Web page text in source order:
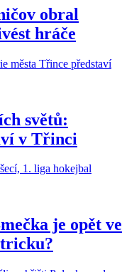
obral
hráče
světů:
v Třinci
je opět ve